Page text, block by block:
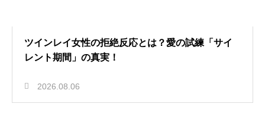
ツインレイ女性の拒絶反応とは？愛の試練「サイ
レント期間」の真実！
2026.08.06